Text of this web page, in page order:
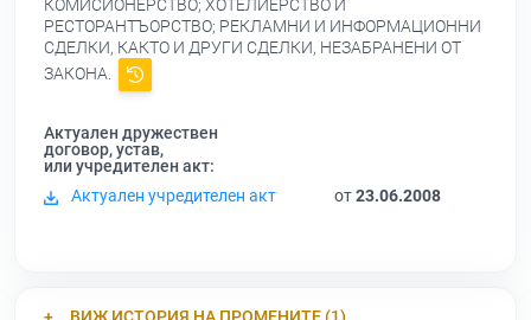
КОМИСИОНЕРСТВО; ХОТЕЛИЕРСТВО И
РЕСТОРАНТЪОРСТВО; РЕКЛАМНИ И ИНФОРМАЦИОННИ
СДЕЛКИ, КАКТО И ДРУГИ СДЕЛКИ, НЕЗАБРАНЕНИ ОТ
ЗАКОНА.
Актуален дружествен
договор, устав,
или учредителен акт:
Актуален учредителен акт
от23.06.2008